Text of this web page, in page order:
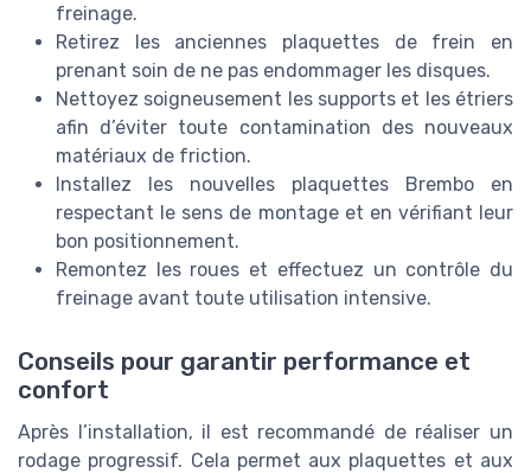
freinage.
Retirez les anciennes plaquettes de frein en
prenant soin de ne pas endommager les disques.
Nettoyez soigneusement les supports et les étriers
afin d’éviter toute contamination des nouveaux
matériaux de friction.
Installez les nouvelles plaquettes Brembo en
respectant le sens de montage et en vérifiant leur
bon positionnement.
Remontez les roues et effectuez un contrôle du
freinage avant toute utilisation intensive.
Conseils pour garantir performance et
confort
Après l’installation, il est recommandé de réaliser un
rodage progressif. Cela permet aux plaquettes et aux